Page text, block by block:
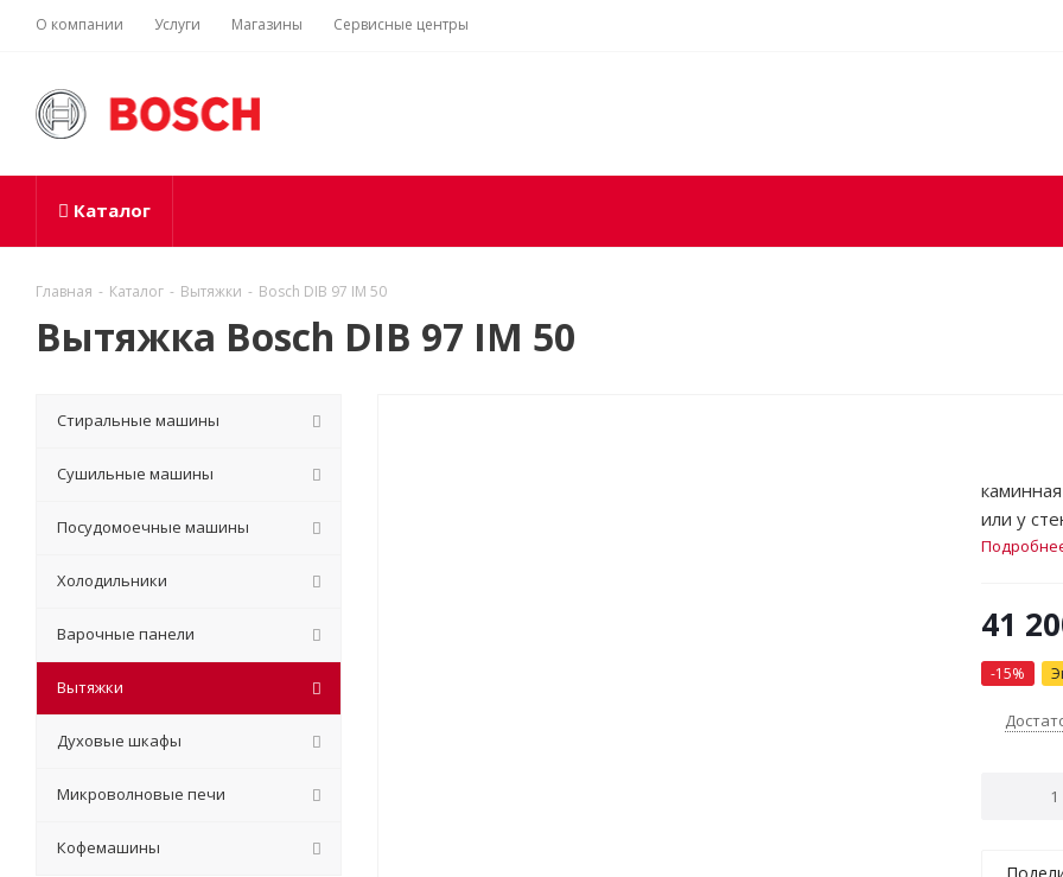
О компании Услуги Магазины Сервисные центры
Каталог
Главная - Каталог - Вытяжки - Bosch DIB 97 IM 50
Вытяжка Bosch DIB 97 IM 50
или у
720 куб.
41
-15%
Стиральные машины
Сушильные машины
Посудомоечные машины
Холодильники
Варочные панели
Вытяжки
Духовые шкафы
Микроволновые печи
Кофемашины